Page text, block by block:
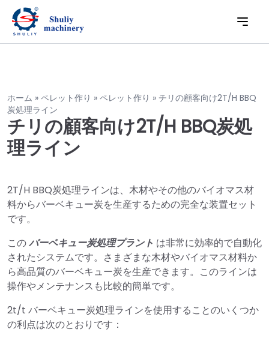
ホーム » ペレット作り » ペレット作り » チリの顧客向け2T/H BBQ
炭処理ライン
チリの顧客向け2T/H BBQ炭処
理ライン
2T/H BBQ炭処理ラインは、木材やその他のバイオマス材
料からバーベキュー炭を生産するための完全な装置セット
です。
このバーベキュー炭処理プラント は非常に効率的で自動化
されたシステムです。さまざまな木材やバイオマス材料か
ら高品質のバーベキュー炭を生産できます。このラインは
操作やメンテナンスも比較的簡単です。
2t/t バーベキュー炭処理ラインを使用することのいくつか
の利点は次のとおりです：